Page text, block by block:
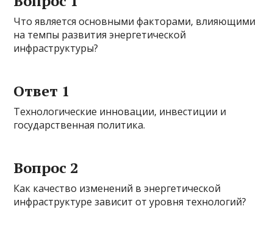
Что является основными факторами, влияющими
на темпы развития энергетической
инфраструктуры?
Ответ 1
Технологические инновации, инвестиции и
государственная политика.
Вопрос 2
Как качество изменений в энергетической
инфраструктуре зависит от уровня технологий?